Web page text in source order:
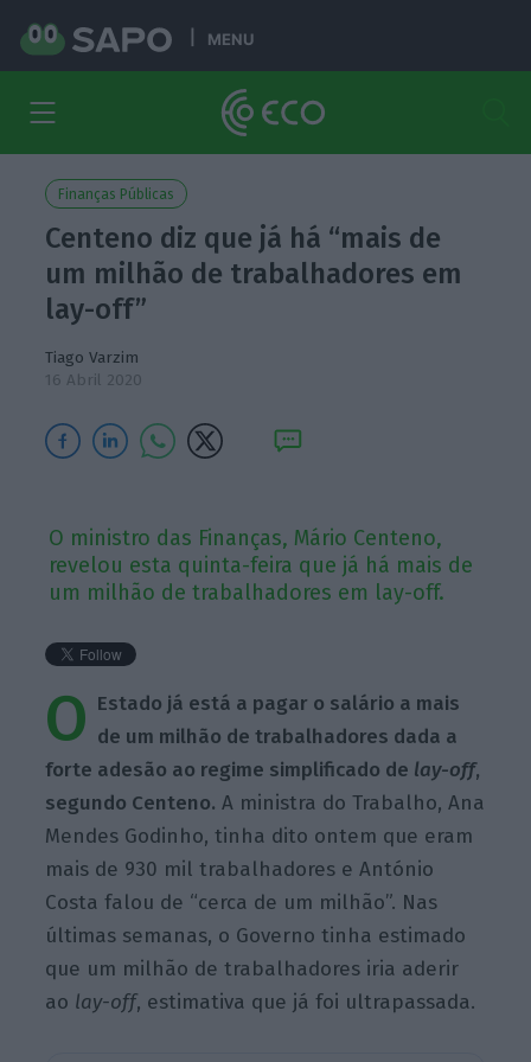
MENU
Finanças Públicas
Centeno diz que já há “mais de
um milhão de trabalhadores em
lay-off”
Tiago Varzim
16 Abril 2020
O ministro das Finanças, Mário Centeno,
revelou esta quinta-feira que já há mais de
um milhão de trabalhadores em lay-off.
O Estado já está a pagar o salário a mais
de um milhão de trabalhadores dada a
forte adesão ao regime simplificado de lay-off,
segundo Centeno. A ministra do Trabalho, Ana
Mendes Godinho, tinha dito ontem que eram
mais de 930 mil trabalhadores e António
Costa falou de “cerca de um milhão”. Nas
últimas semanas, o Governo tinha estimado
que um milhão de trabalhadores iria aderir
ao lay-off, estimativa que já foi ultrapassada.